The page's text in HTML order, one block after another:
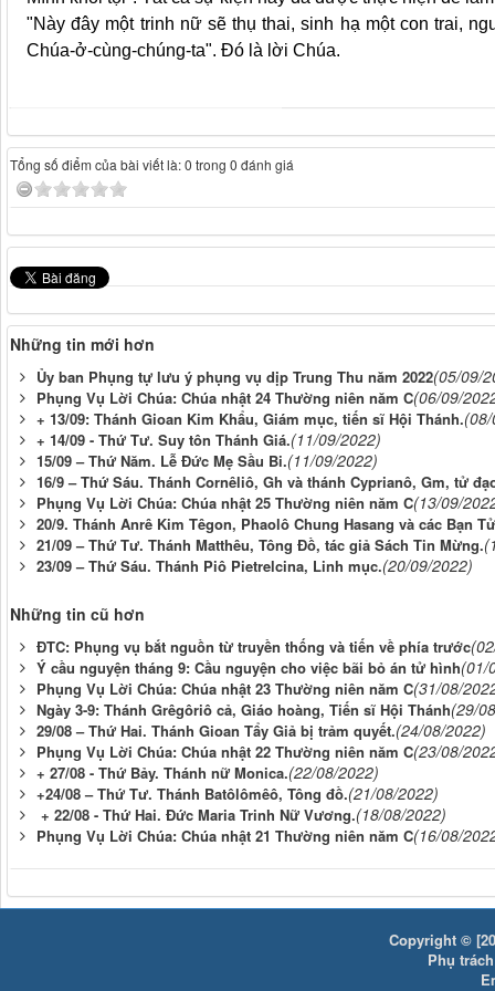
"Này đây một trinh nữ sẽ thụ thai, sinh hạ một con trai,
Chúa-ở-cùng-chúng-ta". Đó là lời Chúa.
Tổng số điểm của bài viết là: 0 trong 0 đánh giá
Những tin mới hơn
Ủy ban Phụng tự lưu ý phụng vụ dịp Trung Thu năm 2022(05/09/
Phụng Vụ Lời Chúa: Chúa nhật 24 Thường niên năm C(06/09/
+ 13/09: Thánh Gioan Kim Khẩu, Giám mục, tiến sĩ Hội Thánh.
+ 14/09 - Thứ Tư. Suy tôn Thánh Giá.(11/09/2022)
15/09 – Thứ Năm. Lễ Đức Mẹ Sầu Bi.(11/09/2022)
16/9 – Thứ Sáu. Thánh Cornêliô, Gh và thánh Cyprianô, Gm, tử
Phụng Vụ Lời Chúa: Chúa nhật 25 Thường niên năm C(13/09/
20/9. Thánh Anrê Kim Têgon, Phaolô Chung Hasang và các Bạn
21/09 – Thứ Tư. Thánh Matthêu, Tông Đồ, tác giả Sách Tin Mừng.
23/09 – Thứ Sáu. Thánh Piô Pietrelcina, Linh mục.(20/09/2022)
Những tin cũ hơn
ĐTC: Phụng vụ bắt nguồn từ truyền thống và tiến về phía trước
Ý cầu nguyện tháng 9: Cầu nguyện cho việc bãi bỏ án tử hình(01/
Phụng Vụ Lời Chúa: Chúa nhật 23 Thường niên năm C(31/08/
Ngày 3-9: Thánh Grêgôriô cả, Giáo hoàng, Tiến sĩ Hội Thánh(29/
29/08 – Thứ Hai. Thánh Gioan Tẩy Giả bị trảm quyết.(24/08/2022)
Phụng Vụ Lời Chúa: Chúa nhật 22 Thường niên năm C(23/08/
+ 27/08 - Thứ Bảy. Thánh nữ Monica.(22/08/2022)
+24/08 – Thứ Tư. Thánh Batôlômêô, Tông đồ.(21/08/2022)
+ 22/08 - Thứ Hai. Đức Maria Trinh Nữ Vương.(18/08/2022)
Phụng Vụ Lời Chúa: Chúa nhật 21 Thường niên năm C(16/08/
Copyright ©
Phụ